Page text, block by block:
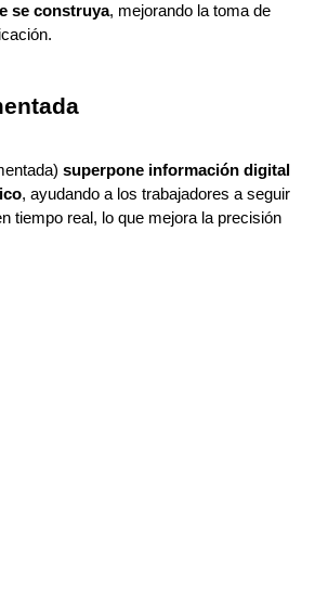
se construya, mejorando la toma de
superpone información digital
, ayudando a los trabajadores a seguir
tiempo real, lo que mejora la precisión